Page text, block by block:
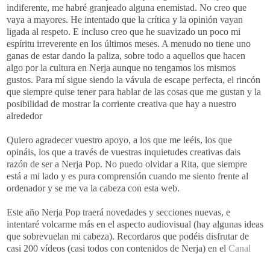
indiferente, me habré granjeado alguna enemistad. No creo que
vaya a mayores. He intentado que la crítica y la opinión vayan
ligada al respeto. E incluso creo que he suavizado un poco mi
espíritu irreverente en los últimos meses. A menudo no tiene uno
ganas de estar dando la paliza, sobre todo a aquellos que hacen
algo por la cultura en Nerja aunque no tengamos los mismos
gustos. Para mí sigue siendo la vávula de escape perfecta, el rincón
que siempre quise tener para hablar de las cosas que me gustan y la
posibilidad de mostrar la corriente creativa que hay a nuestro
alrededor
Quiero agradecer vuestro apoyo, a los que me leéis, los que
opináis, los que a través de vuestras inquietudes creativas dais
razón de ser a Nerja Pop. No puedo olvidar a Rita, que siempre
está a mi lado y es pura comprensión cuando me siento frente al
ordenador y se me va la cabeza con esta web.
Este año Nerja Pop traerá novedades y secciones nuevas, e
intentaré volcarme más en el aspecto audiovisual (hay algunas ideas
que sobrevuelan mi cabeza). Recordaros que podéis disfrutar de
casi 200 vídeos (casi todos con contenidos de Nerja) en el Canal